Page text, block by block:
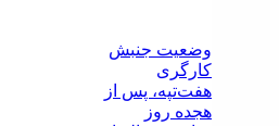
وضعيت جنبش
کارگرى
هفت‌تپه، پس از
هجده روز